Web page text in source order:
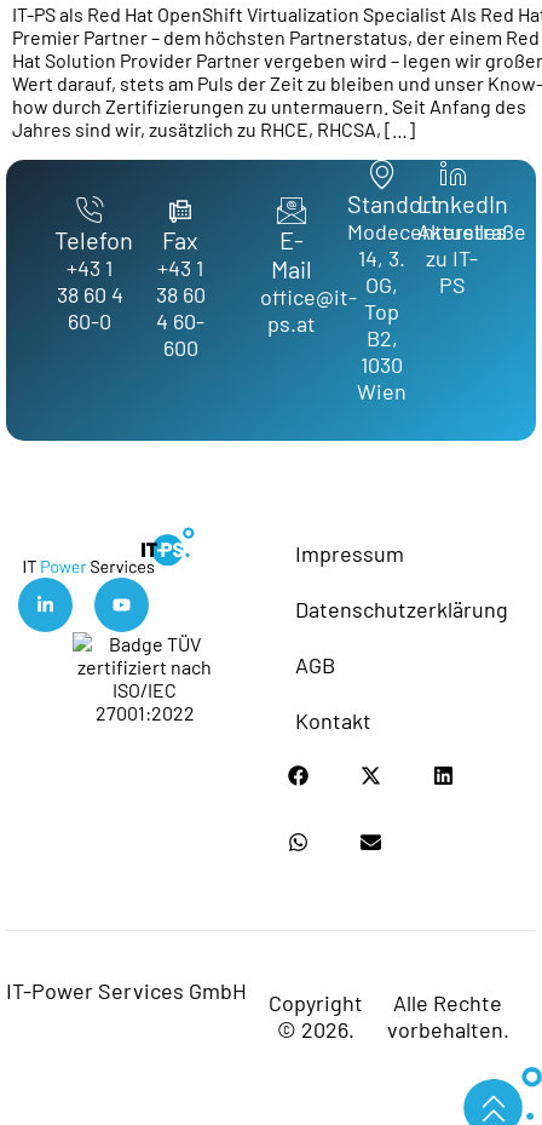
IT-PS als Red Hat OpenShift Virtualization Specialist Als Red
Premier Partner – dem höchsten Partnerstatus, der einem Red
Hat Solution Provider Partner vergeben wird – legen wir
Wert darauf, stets am Puls der Zeit zu bleiben und unser Know-
how durch Zertifizierungen zu untermauern. Seit Anfang des
Jahres sind wir, zusätzlich zu RHCE, RHCSA, […]
Telefon
+43 1
38 60 4
60-0
Fax
+43 1
38 60
4 60-
600
E-
Mail
office@it-
ps.at
Standort
Modecenterstraße
14, 3.
OG,
Top
B2,
1030
Wien
LinkedIn
Aktuelles
zu IT-
PS
Impressum
Datenschutzerklärung
AGB
Kontakt
IT-Power Services GmbH
Copyright
© 2026.
Alle Rechte
vorbehalten.